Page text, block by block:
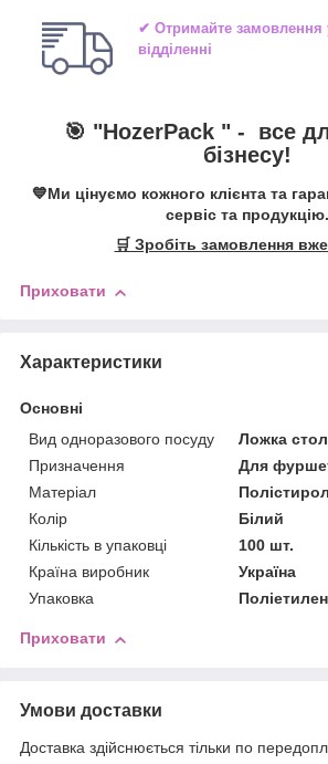
✔ Отримайте
відділенні
🎯 "HozerPack " - все
бізнесу!
💙Ми цінуємо кожного клієнта та
сервіс та продукцію.
🛒 Зробіть замовлення
Приховати
Характеристики
Основні
Вид одноразового посуду
Ложка
Призначення
Для
Матеріал
Полістирол
Колір
Білий
Кількість в упаковці
100 шт.
Країна виробник
Україна
Упаковка
Приховати
Умови доставки
Доставка здійснюється тільки по